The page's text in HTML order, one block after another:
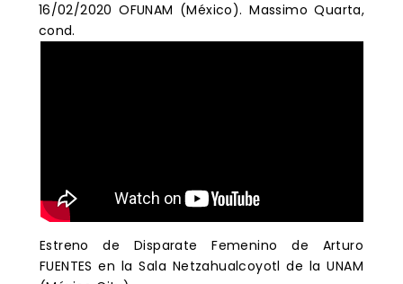
16/02/2020 OFUNAM (México). Massimo Quarta,
cond.
Estreno de Disparate Femenino ​​​​​de Arturo
FUENTES ​​en la Sala Netzahualcoyotl de la UNAM